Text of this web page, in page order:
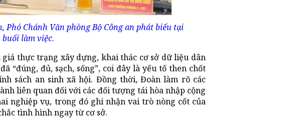
Phó Chánh Văn phòng Bộ Công an phát biểu tại
buổi làm việc.
giá thực trạng xây dựng, khai thác cơ sở dữ liệu dân
“đúng, đủ, sạch, sống”, coi đây là yếu tố then chốt
sách an sinh xã hội. Đồng thời, Đoàn làm rõ các
liên quan đối với các đối tượng tái hòa nhập cộng
nghiệp vụ, trong đó ghi nhận vai trò nòng cốt của
tình hình ngay từ cơ sở.